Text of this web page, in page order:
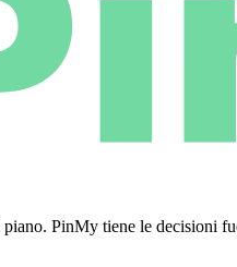
piano. PinMy tiene le